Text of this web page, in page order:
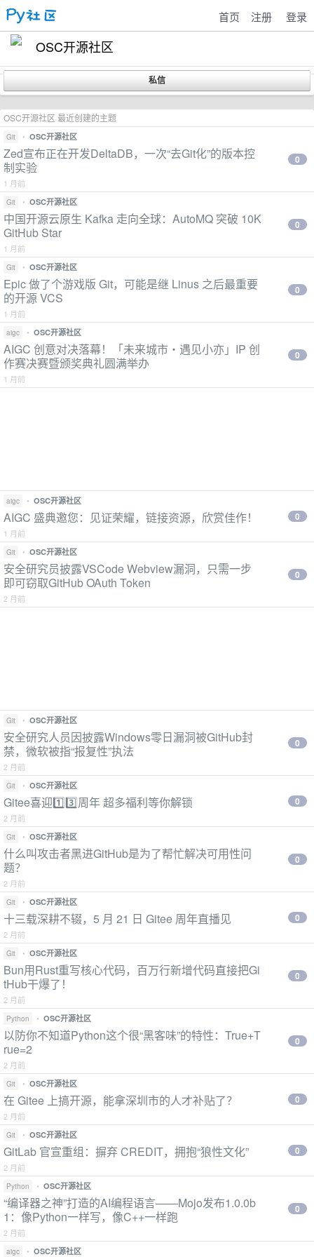
首页 注册 登录
OSC开源社区
OSC开源社区 最近创建的主题
Git • OSC开源社区
Zed宣布正在开发DeltaDB，一次“去Git化”的版本控
制实验
1 月前
0
Git • OSC开源社区
中国开源云原生 Kafka 走向全球：AutoMQ 突破 10K
GitHub Star
1 月前
0
Git • OSC开源社区
Epic 做了个游戏版 Git，可能是继 Linus 之后最重要
的开源 VCS
1 月前
0
aigc • OSC开源社区
AIGC 创意对决落幕！「未来城市・遇见小亦」IP 创
作赛决赛暨颁奖典礼圆满举办
1 月前
0
aigc • OSC开源社区
AIGC 盛典邀您：见证荣耀，链接资源，欣赏佳作！
1 月前
0
Git • OSC开源社区
安全研究员披露VSCode Webview漏洞，只需一步
即可窃取GitHub OAuth Token
2 月前
0
Git • OSC开源社区
安全研究人员因披露Windows零日漏洞被GitHub封
禁，微软被指“报复性”执法
2 月前
0
Git • OSC开源社区
Gitee喜迎1️⃣3️⃣周年 超多福利等你解锁
2 月前
0
Git • OSC开源社区
什么叫攻击者黑进GitHub是为了帮忙解决可用性问
题？
2 月前
0
Git • OSC开源社区
十三载深耕不辍，5 月 21 日 Gitee 周年直播见
2 月前
0
Git • OSC开源社区
Bun用Rust重写核心代码，百万行新增代码直接把Gi
tHub干爆了！
2 月前
0
Python • OSC开源社区
以防你不知道Python这个很“黑客味”的特性：True+T
rue=2
2 月前
0
Git • OSC开源社区
在 Gitee 上搞开源，能拿深圳市的人才补贴了？
2 月前
0
Git • OSC开源社区
GitLab 官宣重组：摒弃 CREDIT，拥抱“狼性文化”
2 月前
0
Python • OSC开源社区
“编译器之神”打造的AI编程语言——Mojo发布1.0.0b
1：像Python一样写，像C++一样跑
2 月前
0
aigc • OSC开源社区